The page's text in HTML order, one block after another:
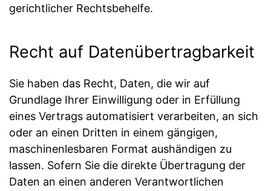
gerichtlicher Rechtsbehelfe.
Recht auf Daten­übertrag­barkeit
Sie haben das Recht, Daten, die wir auf
Grundlage Ihrer Einwilligung oder in Erfüllung
eines Vertrags automatisiert verarbeiten, an sich
oder an einen Dritten in einem gängigen,
maschinenlesbaren Format aushändigen zu
lassen. Sofern Sie die direkte Übertragung der
Daten an einen anderen Verantwortlichen